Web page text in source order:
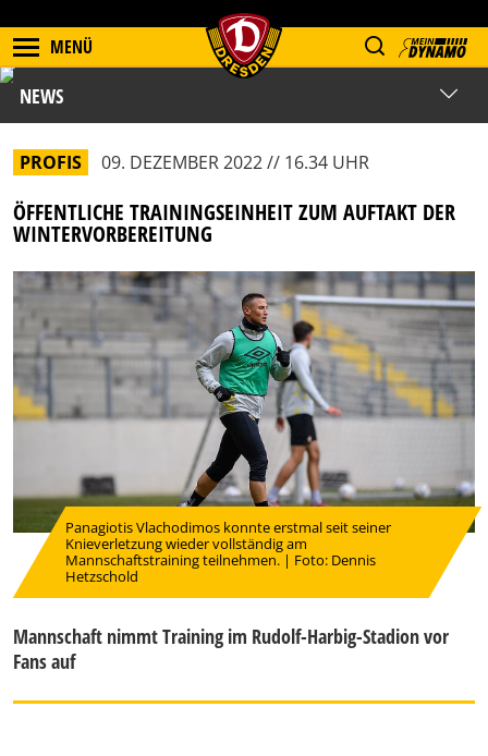
MENÜ
NEWS
PROFIS 09. DEZEMBER 2022 // 16.34 UHR
ÖFFENTLICHE TRAININGSEINHEIT ZUM AUFTAKT DER
WINTERVORBEREITUNG
Panagiotis Vlachodimos konnte erstmal seit seiner
Knieverletzung wieder vollständig am
Mannschaftstraining teilnehmen. | Foto: Dennis
Hetzschold
Mannschaft nimmt Training im Rudolf-Harbig-Stadion vor
Fans auf